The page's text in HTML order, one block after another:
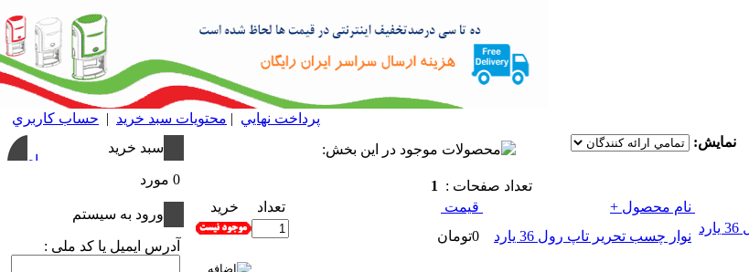
پرداخت نهايي | محتويات سبد خريد | حساب كاربري
نمايش:
تعداد صفحات :
1
نام محصول + قيمت تعداد
خريد
نوار چسب تحریر تاپ رول 36 یارد
سبد خريد
0 مورد
ورود به سيستم
آدرس ایمیل یا کد ملی :